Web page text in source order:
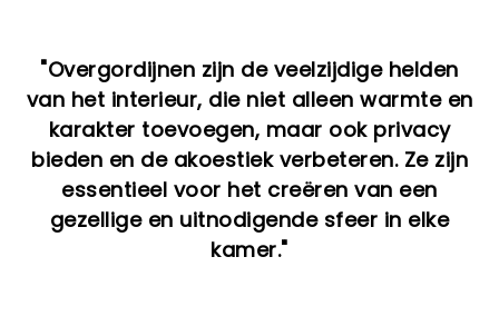
"Overgordijnen zijn de veelzijdige helden
van het interieur, die niet alleen warmte en
karakter toevoegen, maar ook privacy
bieden en de akoestiek verbeteren. Ze zijn
essentieel voor het creëren van een
gezellige en uitnodigende sfeer in elke
kamer."